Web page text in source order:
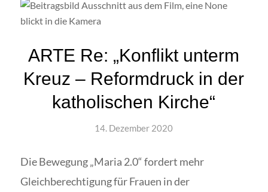
ARTE Re: „Konflikt unterm
Kreuz – Reformdruck in der
katholischen Kirche“
14. Dezember 2020
Die Bewegung „Maria 2.0“ fordert mehr
Gleichberechtigung für Frauen in der